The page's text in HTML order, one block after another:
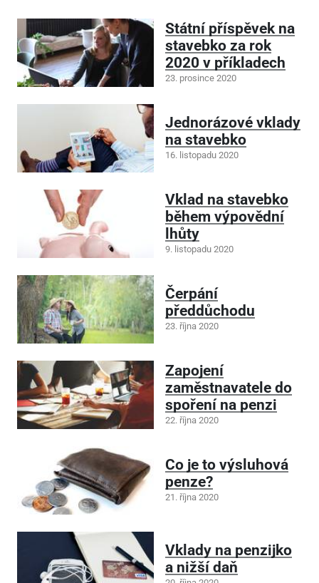
Státní příspěvek na
stavebko za rok
2020 v příkladech
23. prosince 2020
Jednorázové vklady
na stavebko
16. listopadu 2020
Vklad na stavebko
během výpovědní
lhůty
9. listopadu 2020
Čerpání
předdůchodu
23. října 2020
Zapojení
zaměstnavatele do
spoření na penzi
22. října 2020
Co je to výsluhová
penze?
21. října 2020
Vklady na penzijko
a nižší daň